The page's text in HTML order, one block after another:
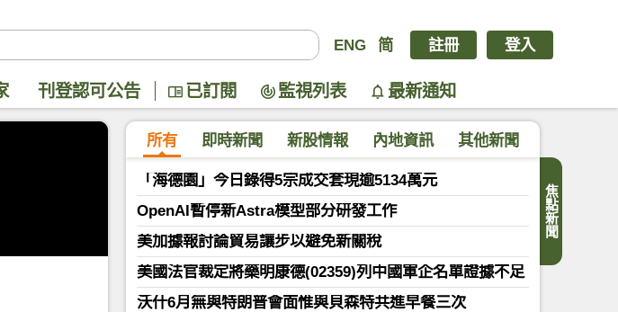
ENG 简 註冊 登入
刊登認可公告 已訂閱 監視列表 最新通知
焦點新聞
所有 即時新聞 新股情報 內地資訊 其他新聞
「海德園」今日錄得5宗成交套現逾5134萬元
OpenAI暫停新Astra模型部分研發工作
美加據報討論貿易讓步以避免新關稅
美國法官裁定將藥明康德(02359)列中國軍企名單證據不足
沃什6月無與特朗普會面惟與貝森特共進早餐三次